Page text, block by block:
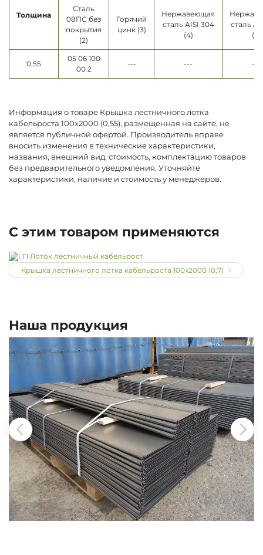
Толщина
Сталь
08ПС без
покрытия
(2)
Горячий
цинк (3)
Нержавеющая
сталь AISI 304
(4)
сталь
(5)
0,55
05 06 100
00 2
--- --- ---
Информация о товаре Крышка лестничного лотка
кабельроста 100х2000 (0,55), размещенная на сайте, не
является публичной офертой. Производитель вправе
вносить изменения в технические характеристики,
названия, внешний вид, стоимость, комплектацию товаров
без предварительного уведомления. Уточняйте
характеристики, наличие и стоимость у менеджеров.
С этим товаром применяются
Лоток лестничный кабельрост
Крышка лестничного лотка кабельроста 100х2000 (0,7)
Наша продукция